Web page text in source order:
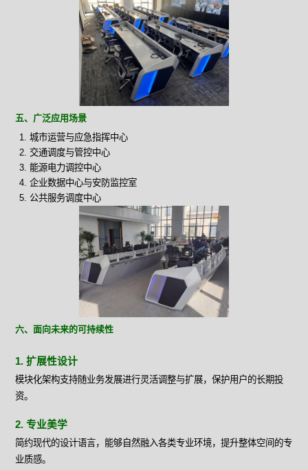
五、广泛应用场景
城市运营与应急指挥中心
交通调度与管控中心
能源电力调控中心
企业数据中心与安防监控室
公共服务调度中心
六、面向未来的可持续性
1. 扩展性设计
模块化架构支持随业务发展进行灵活调整与扩展，保护用户的长期投
资。
2. 专业美学
简约现代的设计语言，能够自然融入各类专业环境，提升整体空间的专
业质感。